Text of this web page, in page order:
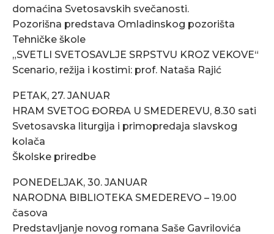
domaćina Svetosavskih svečanosti.
Pozorišna predstava Omladinskog pozorišta
Tehničke škole
„SVETLI SVETOSAVLJE SRPSTVU KROZ VEKOVE“
Scenario, režija i kostimi: prof. Nataša Rajić
PETAK, 27. JANUAR
HRAM SVETOG ĐORĐA U SMEDEREVU, 8.30 sati
Svetosavska liturgija i primopredaja slavskog
kolača
Školske priredbe
PONEDELJAK, 30. JANUAR
NARODNA BIBLIOTEKA SMEDEREVO – 19.00
časova
Predstavljanje novog romana Saše Gavrilovića